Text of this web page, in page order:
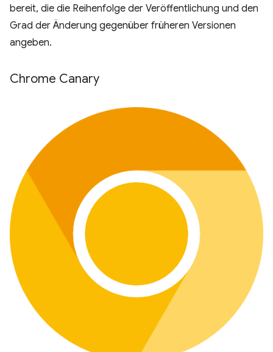
bereit, die die Reihenfolge der Veröffentlichung und den
Grad der Änderung gegenüber früheren Versionen
angeben.
Chrome Canary